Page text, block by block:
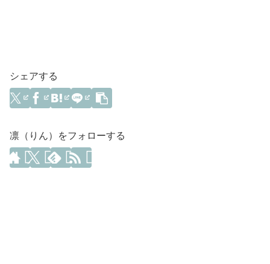
シェアする
凛（りん）をフォローする